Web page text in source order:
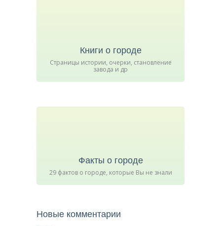
Книги о городе
Страницы истории, очерки, становление
завода и др
Факты о городе
29 фактов о городе, которые Вы не знали
Новые комментарии